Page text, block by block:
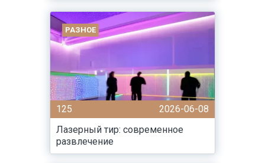
РАЗНОЕ
125
2026-06-08
Лазерный тир: современное
развлечение